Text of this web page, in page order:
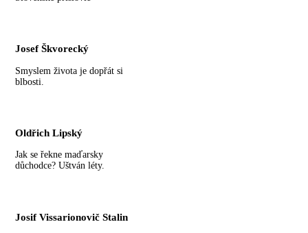
Josef Škvorecký
Smyslem života je dopřát si
blbosti.
Oldřich Lipský
Jak se řekne maďarsky
důchodce? Uštván léty.
Josif Vissarionovič Stalin